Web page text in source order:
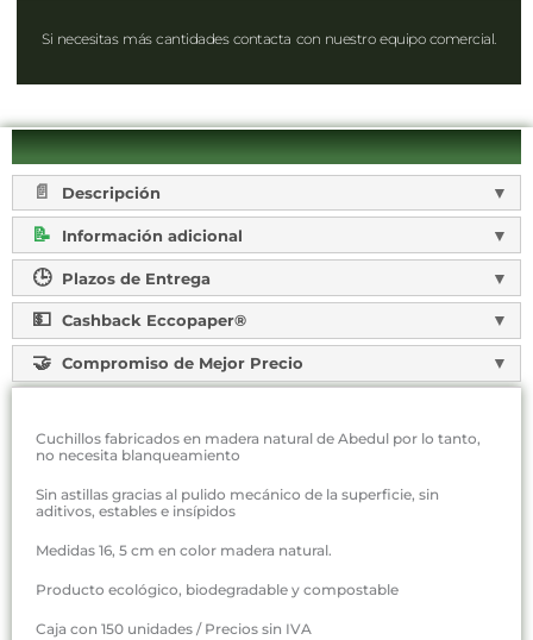
Si necesitas más cantidades contacta con nuestro equipo comercial.
Descripción
Información adicional
Plazos de Entrega
Cashback Eccopaper®
Compromiso de Mejor Precio
Cuchillos fabricados en madera natural de Abedul por lo tanto,
no necesita blanqueamiento
Sin astillas gracias al pulido mecánico de la superficie, sin
aditivos, estables e insípidos
Medidas 16, 5 cm en color madera natural.
Producto ecológico, biodegradable y compostable
Caja con 150 unidades / Precios sin IVA